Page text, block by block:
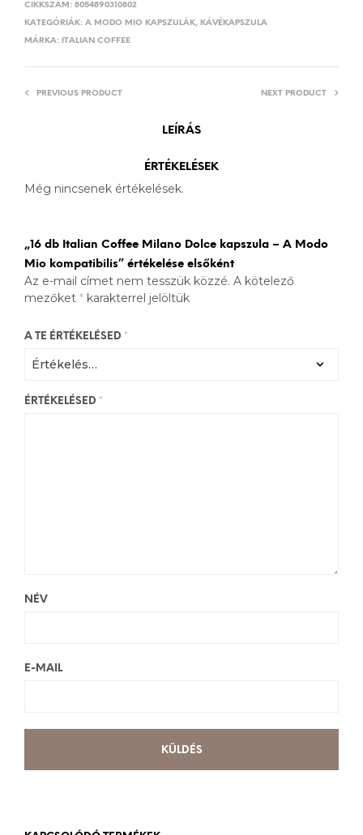
CIKKSZÁM: 8054890310802
KATEGÓRIÁK: A MODO MIO KAPSZULÁK, KÁVÉKAPSZULA
MÁRKA: ITALIAN COFFEE
PREVIOUS PRODUCT NEXT PRODUCT
LEÍRÁS
ÉRTÉKELÉSEK
Még nincsenek értékelések.
„16 db Italian Coffee Milano Dolce kapszula – A Modo
Mio kompatibilis” értékelése elsőként
Az e-mail címet nem tesszük közzé. A kötelező
mezőket * karakterrel jelöltük
A TE ÉRTÉKELÉSED *
ÉRTÉKELÉSED *
NÉV
E-MAIL